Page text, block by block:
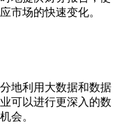
市场的快速变化。
地利用大数据和数据
可以进行更深入的数
会。